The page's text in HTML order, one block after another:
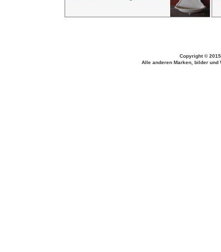
Copyright ©
Alle anderen Marken, bilder und